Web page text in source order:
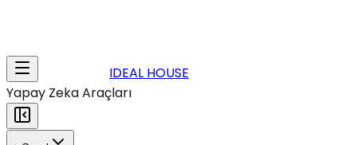
IDEAL HOUSE
Yapay Zeka Araçları